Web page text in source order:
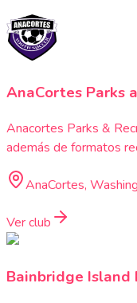
AnaCortes Parks
Anacortes Parks &
además de formatos
AnaCortes,
Ver club
Bainbridge Island